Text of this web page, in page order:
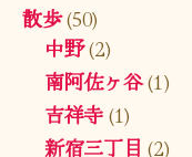
散歩(50)
中野(2)
南阿佐ヶ谷(1)
吉祥寺(1)
新宿三丁目 (2)